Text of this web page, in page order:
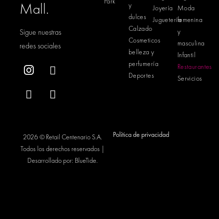
Mall.
Sigue nuestras
redes sociales
y
dulces
Calzado
Cosmeticos
belleza y
perfumería
Deportes
Joyería
Juguetería
Moda
femenina
y
masculina
Infantil
Restaurantes
Servicios
2026 © Retail Centenario S.A.
Todos los derechos reservados |
Desarrollado por: BlueTide.
Política de privacidad